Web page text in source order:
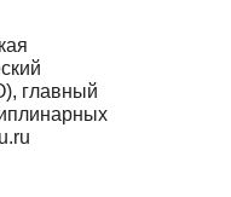
главный